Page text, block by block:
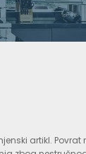
artikl.